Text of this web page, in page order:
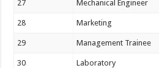
27 Mechanical Engineer
28 Marketing
29 Management Trainee
30 Laboratory